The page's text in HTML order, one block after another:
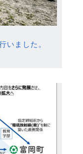
いました。